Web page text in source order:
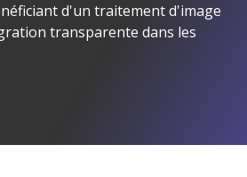
d'un traitement d'image
transparente dans les